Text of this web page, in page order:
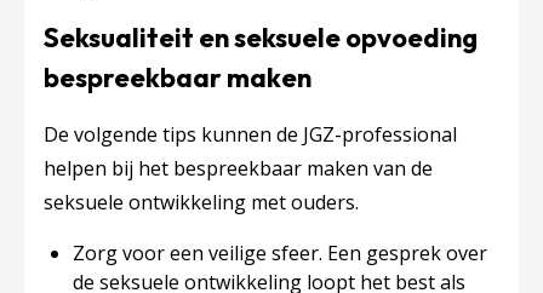
Seksualiteit en seksuele opvoeding
bespreekbaar maken
De volgende tips kunnen de JGZ-professional
helpen bij het bespreekbaar maken van de
seksuele ontwikkeling met ouders.
Zorg voor een veilige sfeer. Een gesprek over
de seksuele ontwikkeling loopt het best als